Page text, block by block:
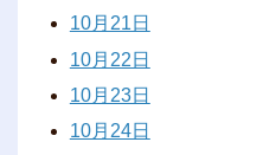
10月21日
10月22日
10月23日
10月24日